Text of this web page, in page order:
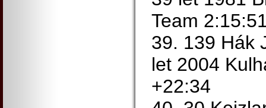
Team
39. 139 Hák
let 2004
+22:34